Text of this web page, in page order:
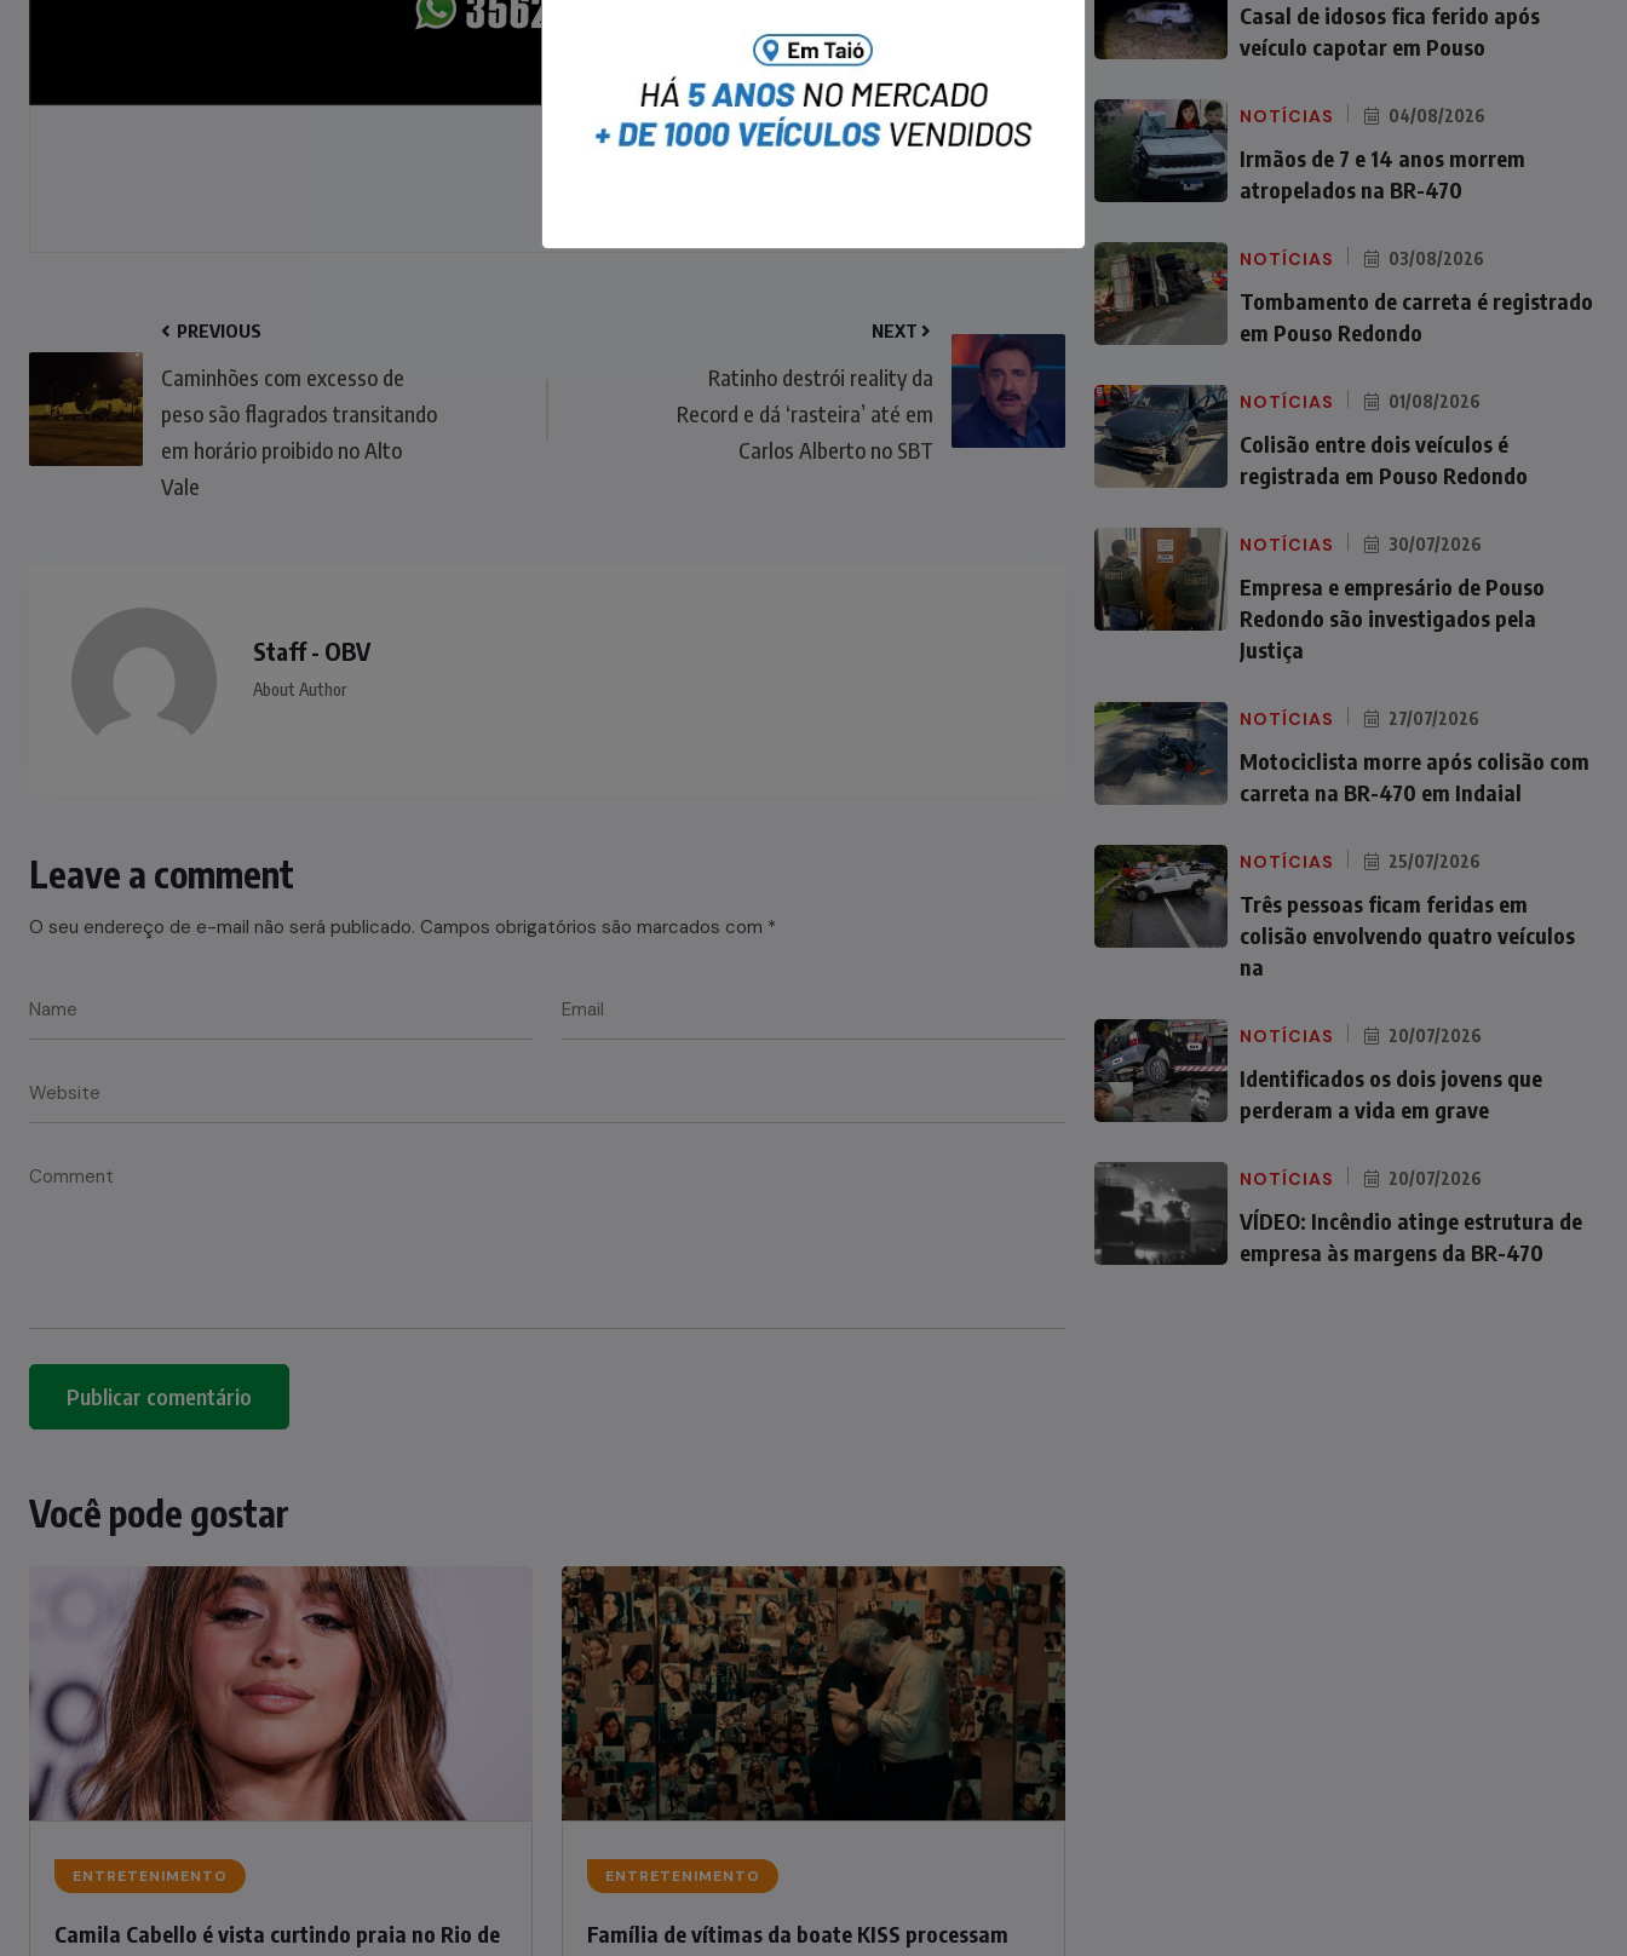
PREVIOUS
Caminhões com excesso de
peso são flagrados transitando
em horário proibido no Alto
Vale
NEXT
Ratinho destrói reality da
Record e dá ‘rasteira’ até em
Carlos Alberto no SBT
Staff - OBV
About Author
Leave a comment
O seu endereço de e-mail não será publicado. Campos obrigatórios são marcados com *
Você pode gostar
ENTRETENIMENTO
Camila Cabello é vista curtindo praia no Rio de
ENTRETENIMENTO
Família de vítimas da boate KISS processam
Casal de idosos fica ferido após
veículo capotar em Pouso
NOTÍCIAS 04/08/2026
Irmãos de 7 e 14 anos morrem
atropelados na BR-470
NOTÍCIAS 03/08/2026
Tombamento de carreta é registrado
em Pouso Redondo
NOTÍCIAS 01/08/2026
Colisão entre dois veículos é
registrada em Pouso Redondo
NOTÍCIAS 30/07/2026
Empresa e empresário de Pouso
Redondo são investigados pela
Justiça
NOTÍCIAS 27/07/2026
Motociclista morre após colisão com
carreta na BR-470 em Indaial
NOTÍCIAS 25/07/2026
Três pessoas ficam feridas em
colisão envolvendo quatro veículos
na
NOTÍCIAS 20/07/2026
Identificados os dois jovens que
perderam a vida em grave
NOTÍCIAS 20/07/2026
VÍDEO: Incêndio atinge estrutura de
empresa às margens da BR-470